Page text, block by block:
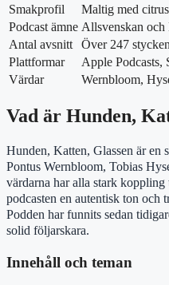
Smakprofil
Maltig med
Podcast ämne Allsvenskan
Antal avsnitt
Över 247
Plattformar
Apple Podcasts,
Värdar
Wernbloom,
Vad är Hunden,
Hunden, Katten, Glassen är en
Pontus Wernbloom, Tobias
värdarna har alla stark
podcasten en autentisk ton och
Podden har funnits sedan
solid följarskara.
Innehåll och teman